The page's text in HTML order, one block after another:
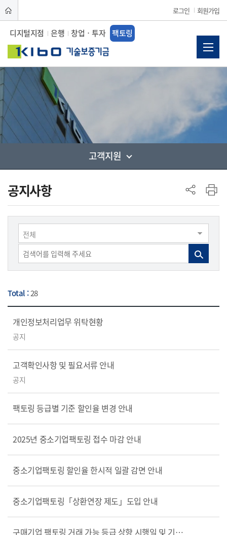
로그인 회원가입
디지털지점 은행 창업ㆍ투자 팩토링
사이드 메뉴
고객지원
공지사항
전체
Total :28
개인정보처리업무 위탁현황
공지
고객확인사항 및 필요서류 안내
공지
팩토링 등급별 기준 할인율 변경 안내
2025년 중소기업팩토링 접수 마감 안내
중소기업팩토링 할인율 한시적 일괄 감면 안내
중소기업팩토링「상환연장 제도」도입 안내
구매기업 팩토링 거래 가능 등급 상향 시행일 및 기준 할인율 변경 안내